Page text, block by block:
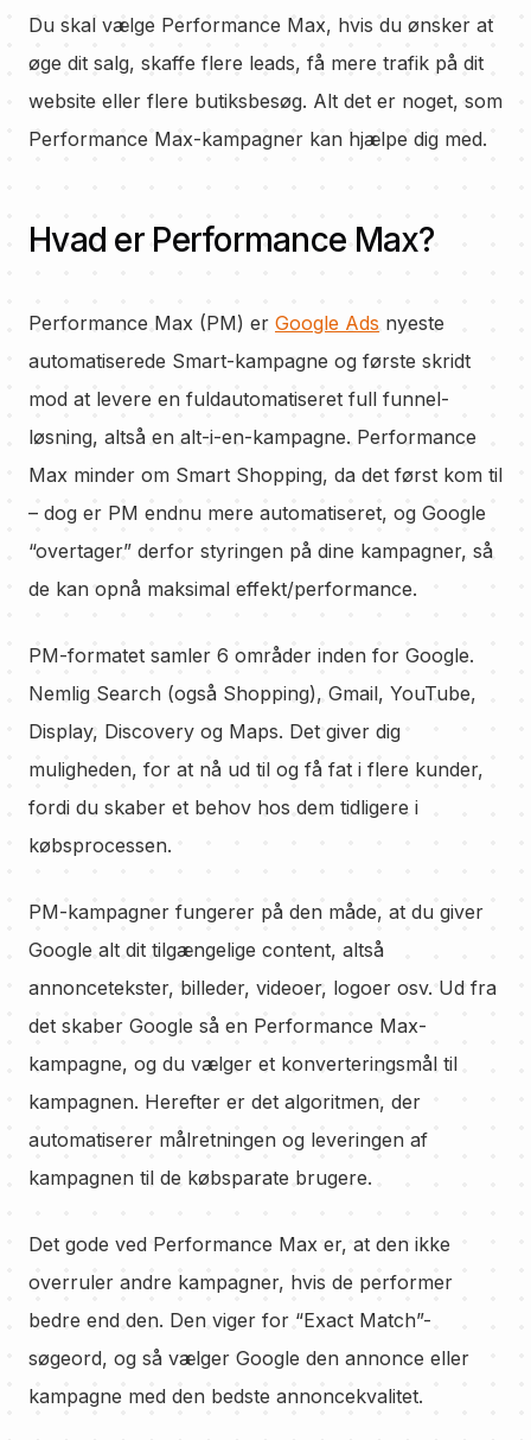
Du skal vælge Performance Max, hvis du ønsker at
øge dit salg, skaffe flere leads, få mere trafik på dit
website eller flere butiksbesøg. Alt det er noget, som
Performance Max-kampagner kan hjælpe dig med.
Hvad er Performance Max?
Performance Max (PM) er Google Ads nyeste
automatiserede Smart-kampagne og første skridt
mod at levere en fuldautomatiseret full funnel-
løsning, altså en alt-i-en-kampagne. Performance
Max minder om Smart Shopping, da det først kom til
– dog er PM endnu mere automatiseret, og Google
“overtager” derfor styringen på dine kampagner, så
de kan opnå maksimal effekt/performance.
PM-formatet samler 6 områder inden for Google.
Nemlig Search (også Shopping), Gmail, YouTube,
Display, Discovery og Maps. Det giver dig
muligheden, for at nå ud til og få fat i flere kunder,
fordi du skaber et behov hos dem tidligere i
købsprocessen.
PM-kampagner fungerer på den måde, at du giver
Google alt dit tilgængelige content, altså
annoncetekster, billeder, videoer, logoer osv. Ud fra
det skaber Google så en Performance Max-
kampagne, og du vælger et konverteringsmål til
kampagnen. Herefter er det algoritmen, der
automatiserer målretningen og leveringen af
kampagnen til de købsparate brugere.
Det gode ved Performance Max er, at den ikke
overruler andre kampagner, hvis de performer
bedre end den. Den viger for “Exact Match”-
søgeord, og så vælger Google den annonce eller
kampagne med den bedste annoncekvalitet.